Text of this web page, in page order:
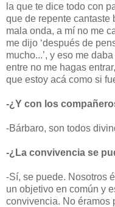
la que te dice todo con
que de repente cantaste
mala onda, a mí no me
me dijo ‘después de
mucho...’, y eso me
entre no me hagas
que estoy acá como si
-¿Y con los
-Bárbaro, son todos
-¿La convivencia se
-Sí, se puede. Nosotros
un objetivo en común y
convivencia. No éramos